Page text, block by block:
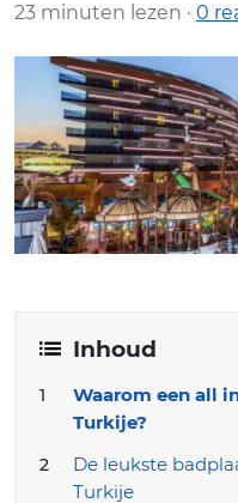
23 minuten lezen · 0
Inhoud
Waarom een all
Turkije?
De leukste
Turkije